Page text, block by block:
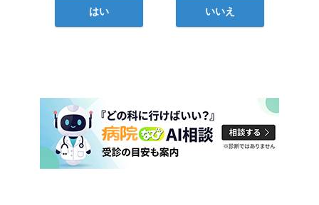
はい いいえ